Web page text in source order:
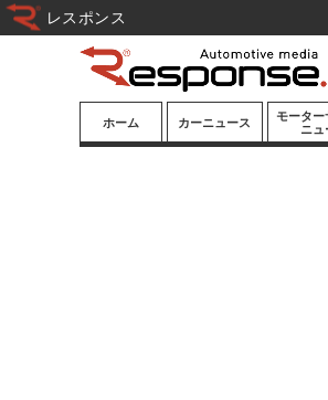
ホーム カーニュース
モーター
ニュ
レスポンス